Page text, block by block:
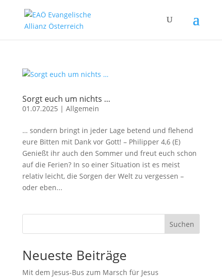
Sorgt euch um nichts …
01.07.2025 | Allgemein
… sondern bringt in jeder Lage betend und flehend
eure Bitten mit Dank vor Gott! – Philipper 4,6 (E)
Genießt ihr auch den Sommer und freut euch schon
auf die Ferien? In so einer Situation ist es meist
relativ leicht, die Sorgen der Welt zu vergessen –
oder eben...
Suchen
Neueste Beiträge
Mit dem Jesus-Bus zum Marsch für Jesus